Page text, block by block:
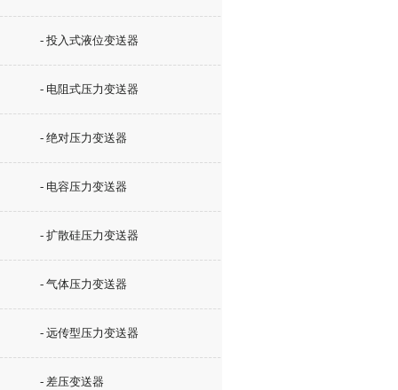
- 投入式液位变送器
- 电阻式压力变送器
- 绝对压力变送器
- 电容压力变送器
- 扩散硅压力变送器
- 气体压力变送器
- 远传型压力变送器
- 差压变送器